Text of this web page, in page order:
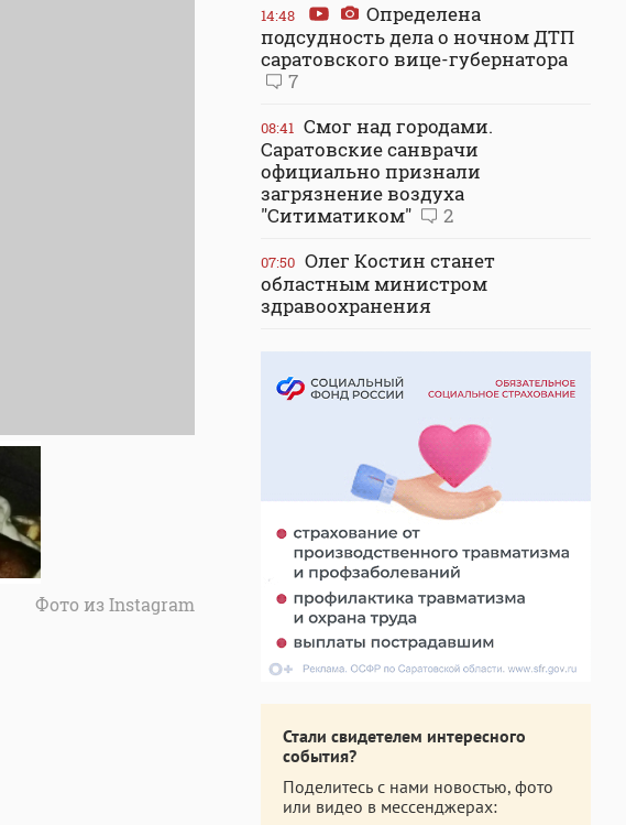
Фото из Instagram
14:48
Определена
подсудность дела о ночном ДТП
саратовского вице-губернатора
7
08:41 Смог над городами.
Саратовские санврачи
официально признали
загрязнение воздуха
"Ситиматиком"
2
07:50 Олег Костин станет
областным министром
здравоохранения
Стали свидетелем интересного
события?
Поделитесь с нами новостью, фото
или видео в мессенджерах: